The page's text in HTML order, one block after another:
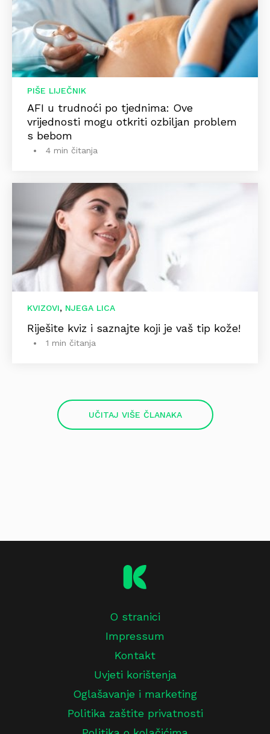
PIŠE LIJEČNIK
AFI u trudnoći po tjednima: Ove
vrijednosti mogu otkriti ozbiljan problem
s bebom
4 min čitanja
KVIZOVI, NJEGA LICA
Riješite kviz i saznajte koji je vaš tip kože!
1 min čitanja
UČITAJ VIŠE ČLANAKA
O stranici
Impressum
Kontakt
Uvjeti korištenja
Oglašavanje i marketing
Politika zaštite privatnosti